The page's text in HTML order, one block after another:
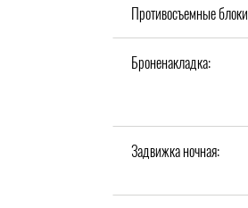
Противосъемные
Броненакладка:
Задвижка ночная: